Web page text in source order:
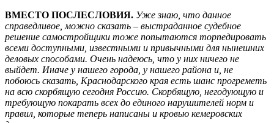
ВМЕСТО ПОСЛЕСЛОВИЯ. Уже знаю, что данное
справедливое, можно сказать – выстраданное судебное
решение самостройщики тоже попытаются торпедировать
всеми доступными, известными и привычными для нынешних
деловых способами. Очень надеюсь, что у них ничего не
выйдет. Иначе у нашего города, у нашего района и, не
побоюсь сказать, Краснодарского края есть шанс прогреметь
на всю скорбящую сегодня Россию. Скорбящую, негодующую и
требующую покарать всех до единого нарушителей норм и
правил, которые теперь написаны и кровью кемеровских